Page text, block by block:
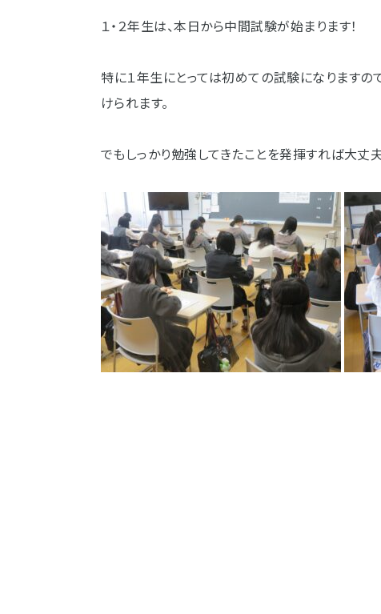
１・２年生は、本日から中間試験が始まります！
特に１年生にとっては初めての試験になります
けられます。
でもしっかり勉強してきたことを発揮すれば大丈夫